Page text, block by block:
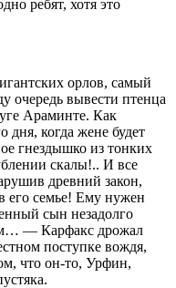
ребят, хотя это
орлов, самый
очередь вывести птенца
Араминте. Как
дня, когда жене будет
гнездышко из тонких
скалы!.. И все
древний закон,
его семье! Ему нужен
сын незадолго
— Карфакс дрожал
поступке вождя,
что он-то, Урфин,